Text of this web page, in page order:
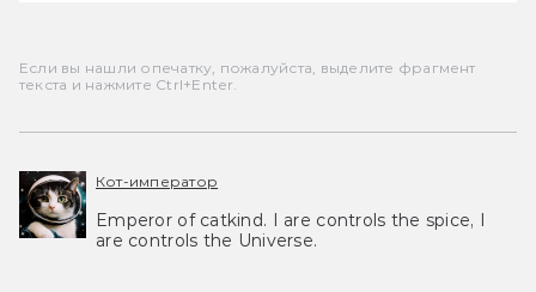
Если вы нашли опечатку, пожалуйста, выделите фрагмент
текста и нажмите Ctrl+Enter.
Кот-император
Emperor of catkind. I are controls the spice, I
are controls the Universe.